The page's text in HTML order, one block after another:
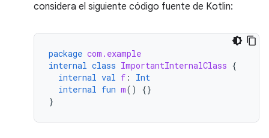
considera el siguiente código fuente de Kotlin:
package com.example
internal class ImportantInternalClass {
internal val f :
Int
internal fun m()
{}
}